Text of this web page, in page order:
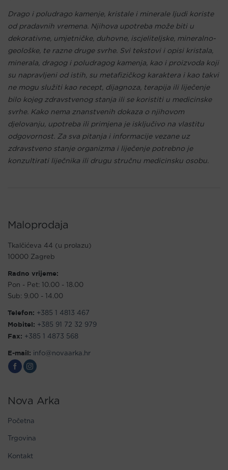
Drago i poludrago kamenje, kristale i minerale ljudi koriste
od pradavnih vremena. Njihova upotreba može biti u
dekorativne, umjetničke, duhovne, iscjeliteljske, mineralno-
geološke, te razne druge svrhe. Svi tekstovi i opisi kristala,
minerala, dragog i poludragog kamenja, kao i proizvoda koji
su napravljeni od istih, su metafizičkog karaktera i kao takvi
ne mogu služiti kao recept, dijagnoza, terapija ili liječenje
bilo kojeg zdravstvenog stanja ili se koristiti u medicinske
svrhe. Kako nema znanstvenih dokaza o njihovom
djelovanju, upotreba ili primjena je isključivo na vlastitu
odgovornost. Za sva pitanja i informacije vezane uz
zdravstveno stanje organizma i liječenje potrebno je
konzultirati liječnika ili drugu stručnu medicinsku osobu.
Maloprodaja
Tkalčićeva 44 (u prolazu)
10000 Zagreb
Radno vrijeme:
Pon - Pet: 10.00 - 18.00
Sub: 9.00 - 14.00
Telefon: +385 1 4813 467
Mobitel: +385 91 72 32 979
Fax: +385 1 4873 568
E-mail: info@novaarka.hr
Nova Arka
Početna
Trgovina
Kontakt